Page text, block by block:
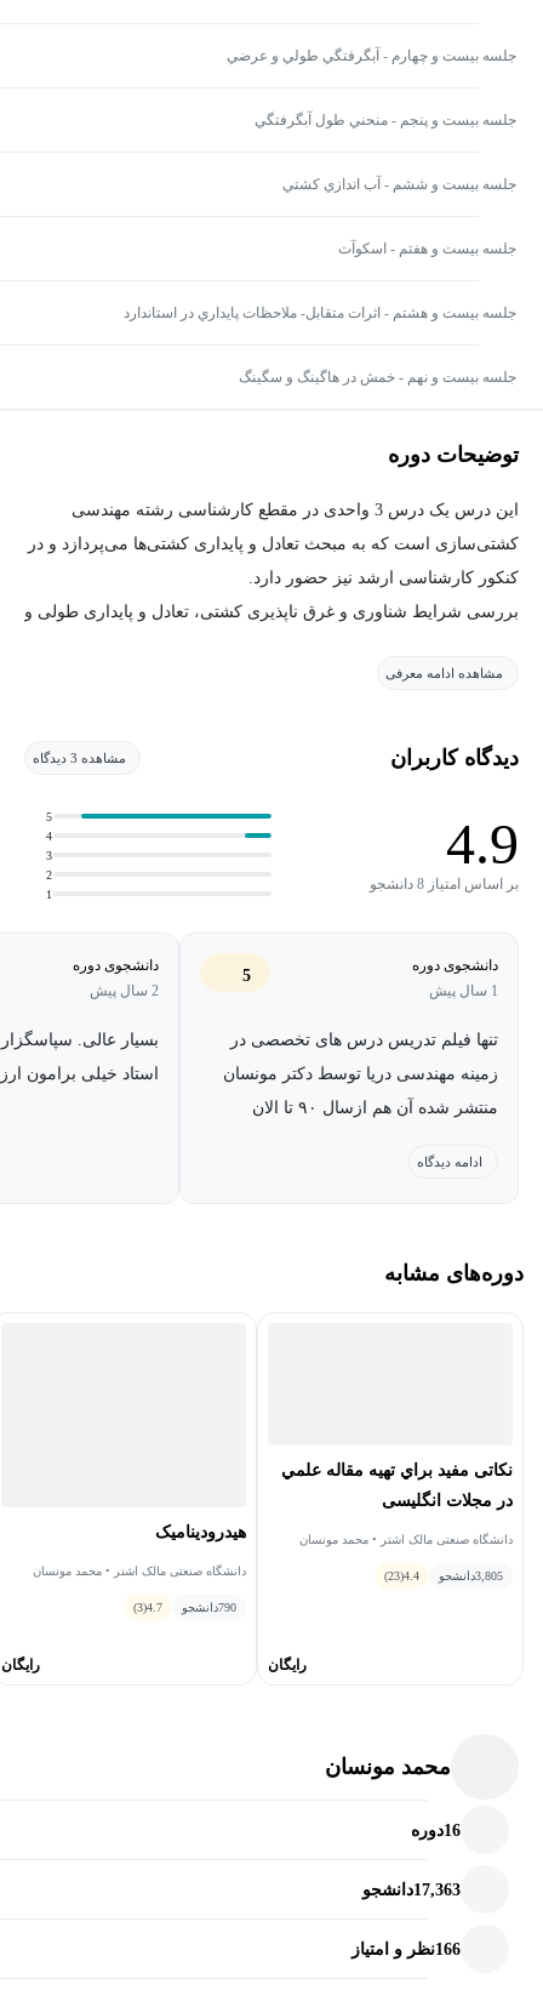
جلسه بیست و چهارم - آبگرفتگي طولي و عرضي
جلسه بیست و پنجم - منحني طول آبگرفتگي
جلسه بیست و ششم - آب اندازي کشتي
جلسه بیست و هفتم - اسکوآت
جلسه بیست و هشتم - اثرات متقابل- ملاحظات پايداري در استاندارد
جلسه بیست و نهم - خمش در هاگينگ و سگينگ
توضیحات دوره
اين درس يک درس 3 واحدی در مقطع کارشناسی رشته مهندسی
کشتی‌سازی است که به مبحث تعادل و پايداری کشتی‌­ها می‌پردازد و در
کنکور کارشناسی ارشد نيز حضور دارد.
بررسی شرايط شناوری و غرق ناپذيری کشتی، تعادل و پايداری طولی و
درس است.
برای دانلود جزوات این درس،
مشاهده ادامه معرفی
دیدگاه کاربران مشاهده 3 دیدگاه
4.9
بر اساس امتیاز 8 دانشجو
1
2
3
4
5
دانشجوی دوره
1 سال پیش
5
تنها فیلم تدریس درس های تخصصی در
زمینه مهندسی دریا توسط دکتر مونسان
منتشر شده آن هم ازسال ۹۰ تا الان
ادامه دیدگاه
دانشجوی دوره
2 سال پیش
بسیار عالی.
استاد خیلی برامون
دوره‌های مشابه
نکاتی مفيد براي تهيه مقاله علمي
در مجلات انگلیسی
دانشگاه صنعتی مالک اشتر • محمد مونسان
3,805دانشجو 4.4
(23)
رایگان
هیدرودینامیک
دانشگاه صنعتی مالک اشتر • محمد مونسان
790دانشجو 4.7
(3)
رایگان
محمد مونسان
16دوره
17,363دانشجو
166نظر و امتیاز